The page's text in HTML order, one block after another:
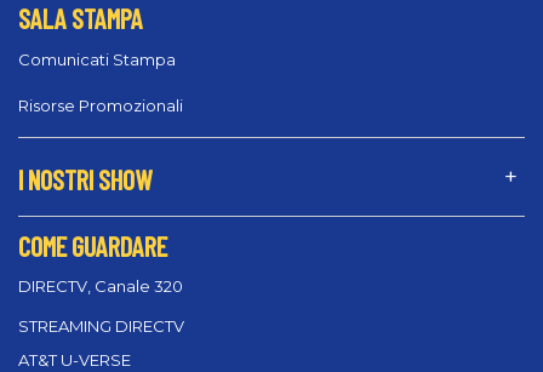
SALA STAMPA
Comunicati Stampa
Risorse Promozionali
I NOSTRI SHOW
COME GUARDARE
DIRECTV, Canale 320
STREAMING DIRECTV
AT&T U-VERSE